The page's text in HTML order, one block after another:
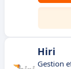
Hiri
Gestion